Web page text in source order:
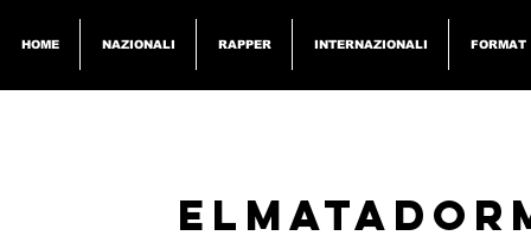
HOME NAZIONALI RAPPER INTERNAZIONALI FORMAT